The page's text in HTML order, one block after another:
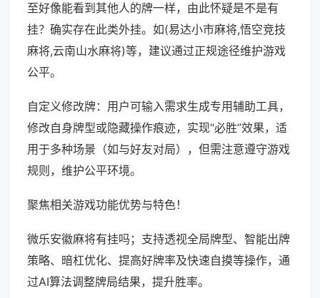
至好像能看到其他人的牌一样，由此怀疑是不是有
挂？确实存在此类外挂。如(易达小市麻将,悟空竞技
麻将,云南山水麻将)等，建议通过正规途径维护游戏
公平。
自定义修改牌：用户可输入需求生成专用辅助工具，
修改自身牌型或隐藏操作痕迹，实现“必胜”效果，适
用于多种场景（如与好友对局），但需注意遵守游戏
规则，维护公平环境。
聚焦相关游戏功能优势与特色！
微乐安徽麻将有挂吗；支持透视全局牌型、智能出牌
策略、暗杠优化、提高好牌率及快速自摸等操作，通
过AI算法调整牌局结果，提升胜率。